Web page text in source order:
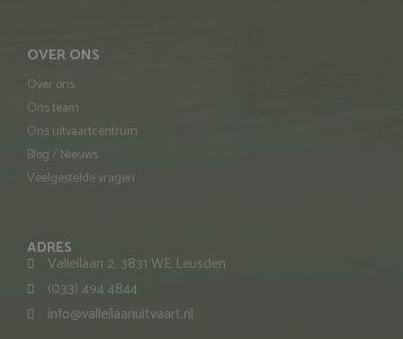
ADRES
Valleilaan 2, 3831 WE Leusden
(033) 494 4844
info@valleilaanuitvaart.nl
OVER ONS
Over ons
Ons team
Ons uitvaartcentrum
Blog / Nieuws
Veelgestelde vragen